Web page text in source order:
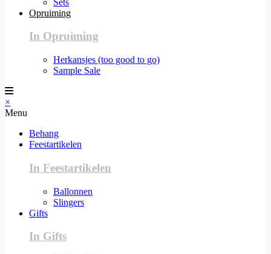
Opruiming
In Opruiming
Herkansjes (too good to go)
Sample Sale
×
Menu
Behang
Feestartikelen
In Feestartikelen
Ballonnen
Slingers
Gifts
In Gifts